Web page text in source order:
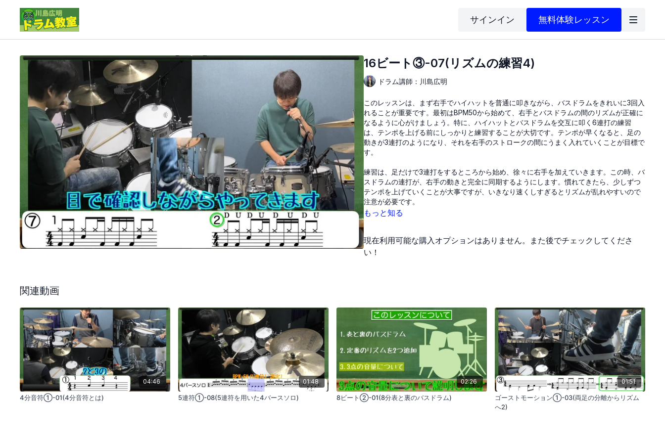
サインイン 無料体験レッスン
16ビート③-07(リズムの練習4)
ドラム講師：川島広明
このレッスンは、まず右手でハイハットを普通に叩きながら、バスドラムをきれいに3回入
れることが重要です。最初はBPM50から始めて、右手とバスドラムの間のリズムが正確に
なるように心がけましょう。特に、ハイハットとバスドラムを交互に叩く6連打の練習
は、テンポを上げる前にしっかりと練習することが大切です。テンポが早くなると、足の
動きが3連打のようになり、それを右手のストロークの間にうまく入れていくことが目標で
す。
練習は、足だけで3連打をするところから始め、徐々に右手を加えていきます。この時、バ
スドラムの連打が、右手の動きと完全に同期するようにします。慣れてきたら、少しずつ
テンポを上げていくことが大事ですが、いきなり速くしすぎるとリズムが乱れやすいので
注意が必要です。
いまで速くしていくようにしましょう。バスドラムを正確に入れる練習には時間がかかる
かもしれませんが、焦らずじっくりと取り組んでください。
もっと知る
現在利用可能な購入オプションはありません。また後でチェックしてくださ
い！
関連動画
04:46
4分音符①-01(4分音符とは)
01:48
5連符①-08(5連符を用いた4バースソロ)
02:26
8ビート②-01(8分表と裏のバスドラム)
01:51
ゴーストモーション①-03(両足の分離からリズム
へ2)